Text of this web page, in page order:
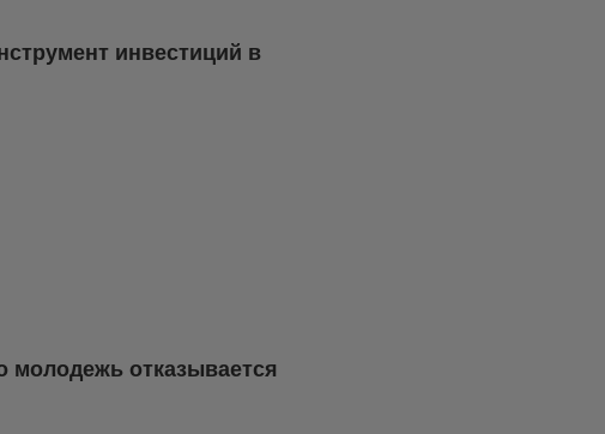
инвестиций в
молодежь отказывается